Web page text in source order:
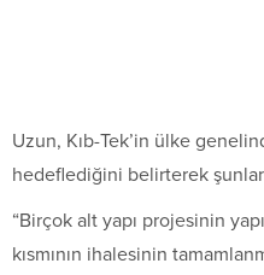
Uzun, Kıb-Tek’in ülke
hedeflediğini belirterek
“Birçok alt yapı projesinin
kısmının ihalesinin